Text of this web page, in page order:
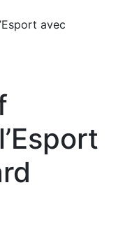
avec